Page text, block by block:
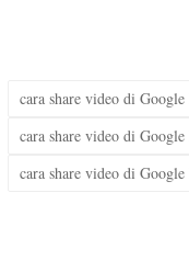
cara share video di Google
cara share video di
cara share video di